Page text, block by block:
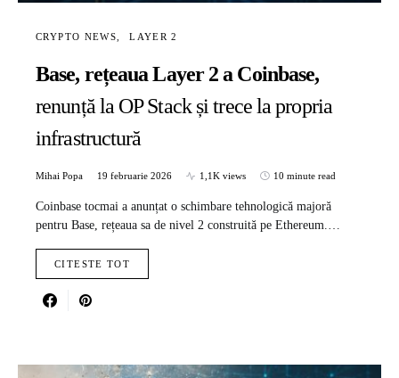
CRYPTO NEWS LAYER 2
Base, rețeaua Layer 2 a Coinbase,
renunță la OP Stack și trece la propria
infrastructură
Mihai Popa 19 februarie 2026 1,1K views 10 minute read
Coinbase tocmai a anunțat o schimbare tehnologică majoră
pentru Base, rețeaua sa de nivel 2 construită pe Ethereum.…
CITESTE TOT